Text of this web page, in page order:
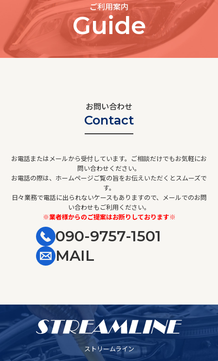
ご利用案内
Guide
お問い合わせ
Contact
お電話またはメールから受付しています。ご相談だけでもお気軽にお
問い合わせください。
お電話の際は、ホームページご覧の旨をお伝えいただくとスムーズで
す。
日々業務で電話に出られないケースもありますので、メールでのお問
い合わせもご利用ください。
※業者様からのご提案はお断りしております※
090-9757-1501
MAIL
ストリームライン